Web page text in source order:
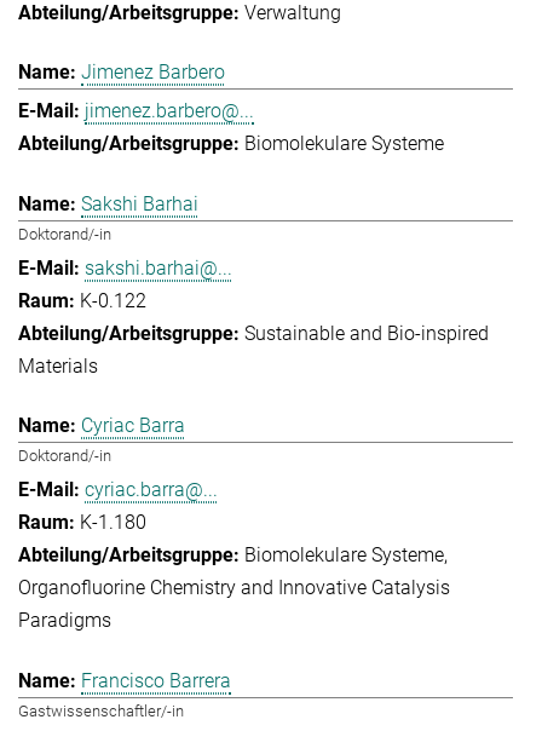
Verwaltung
Jimenez Barbero
jimenez.barbero@...
Biomolekulare Systeme
Sakshi Barhai
Doktorand/-in
sakshi.barhai@...
K-0.122
Sustainable and Bio-inspired
Materials
Cyriac Barra
Doktorand/-in
cyriac.barra@...
K-1.180
Biomolekulare Systeme
Organofluorine Chemistry and Innovative Catalysis
Paradigms
Francisco Barrera
Gastwissenschaftler/-in